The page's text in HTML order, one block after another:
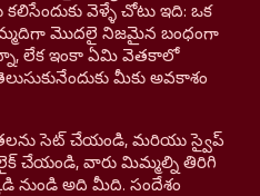
వెళ్ళే చోటు ఇది: ఒక
మొదలై నిజమైన బంధంగా
లేక ఇంకా ఏమి వెతకాలో
మీకు అవకాశం
సెట్ చేయండి, మరియు స్వైప్
చేయండి, వారు మిమ్మల్ని తిరిగి
నుండి అది మీది. సందేశం